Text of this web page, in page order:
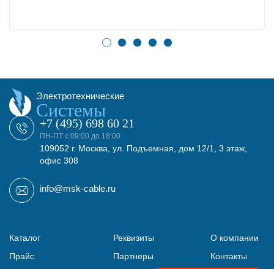
Электротехнические
Системы
+7 (495) 698 60 21
ПН-ПТ с 09:00 до 18:00
109052 г. Москва, ул. Подъемная, дом 12/1, 3 этаж,
офис 308
info@msk-cable.ru
Каталог
Прайс
Реквизиты
Партнеры
О компании
Контакты